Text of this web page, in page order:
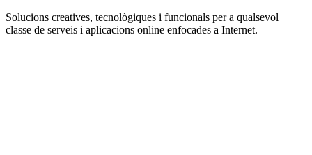
Solucions creatives, tecnològiques i funcionals per a qualsevol
classe de serveis i aplicacions online enfocades a Internet.